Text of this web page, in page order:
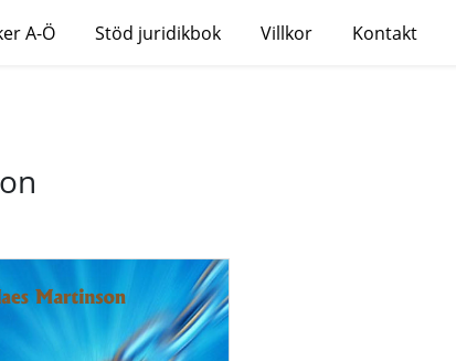
A-Ö Stöd juridikbok Villkor Kontakt